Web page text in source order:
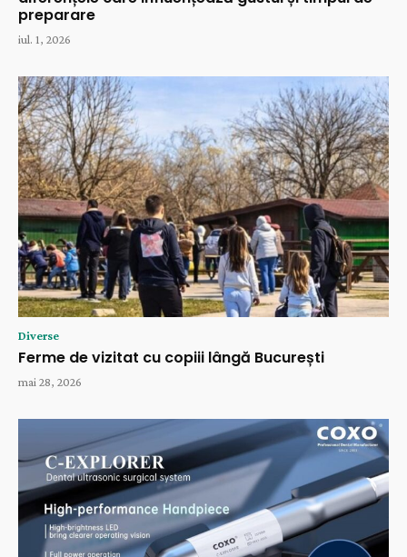
preparare
iul. 1, 2026
Diverse
Ferme de vizitat cu copiii lângă București
mai 28, 2026